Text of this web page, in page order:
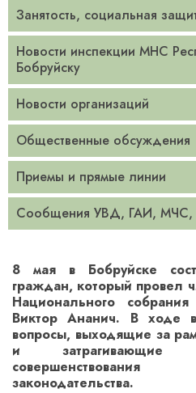
Занятость, социальная
Новости инспекции МНС
Бобруйску
Новости организаций
Общественные обсуждения
Приемы и прямые линии
Сообщения УВД, ГАИ, МЧС,
8 мая в Бобруйске
граждан, который провел
Национального
Виктор Ананич. В ходе
вопросы, выходящие за
и затрагивающие
законодательства.